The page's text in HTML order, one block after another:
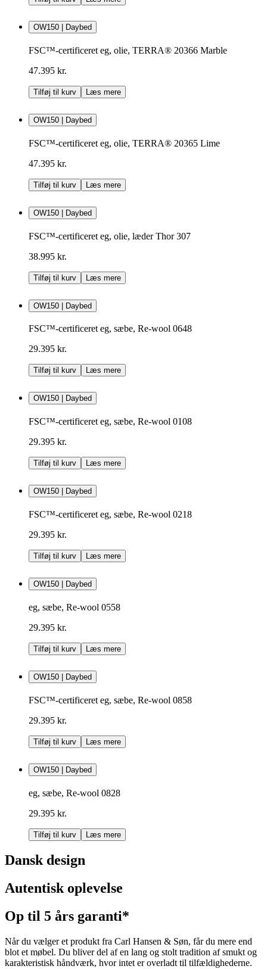
OW150 | Daybed
FSC™-certificeret eg, olie, TERRA® 20366 Marble
47.395 kr.
Tilføj til kurv Læs mere
OW150 | Daybed
FSC™-certificeret eg, olie, TERRA® 20365 Lime
47.395 kr.
Tilføj til kurv Læs mere
OW150 | Daybed
FSC™-certificeret eg, olie, læder Thor 307
38.995 kr.
Tilføj til kurv Læs mere
OW150 | Daybed
FSC™-certificeret eg, sæbe, Re-wool 0648
29.395 kr.
Tilføj til kurv Læs mere
OW150 | Daybed
FSC™-certificeret eg, sæbe, Re-wool 0108
29.395 kr.
Tilføj til kurv Læs mere
OW150 | Daybed
FSC™-certificeret eg, sæbe, Re-wool 0218
29.395 kr.
Tilføj til kurv Læs mere
OW150 | Daybed
eg, sæbe, Re-wool 0558
29.395 kr.
Tilføj til kurv Læs mere
OW150 | Daybed
FSC™-certificeret eg, sæbe, Re-wool 0858
29.395 kr.
Tilføj til kurv Læs mere
OW150 | Daybed
eg, sæbe, Re-wool 0828
29.395 kr.
Tilføj til kurv Læs mere
Dansk design
Autentisk oplevelse
Op til 5 års garanti*
Når du vælger et produkt fra Carl Hansen & Søn, får du mere end
blot et møbel. Du bliver del af en lang og stolt tradition af smukt og
karakteristisk håndværk, hvor intet er overladt til tilfældighederne.